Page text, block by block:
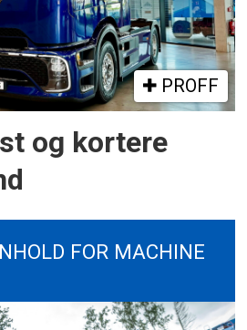
PROFF
og kortere
FOR MACHINE